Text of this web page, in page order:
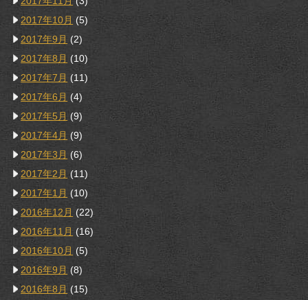
2017年10月 (5)
2017年9月 (2)
2017年8月 (10)
2017年7月 (11)
2017年6月 (4)
2017年5月 (9)
2017年4月 (9)
2017年3月 (6)
2017年2月 (11)
2017年1月 (10)
2016年12月 (22)
2016年11月 (16)
2016年10月 (5)
2016年9月 (8)
2016年8月 (15)